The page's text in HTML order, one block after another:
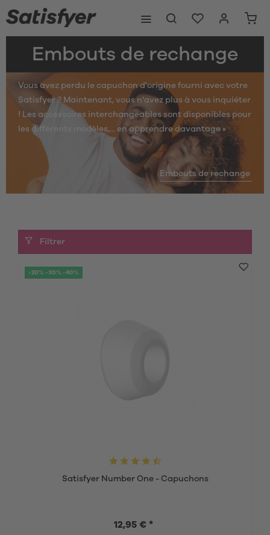
Embouts de rechange
Vous avez perdu le capuchon d'origine fourni avec votre
Satisfyer ? Maintenant, vous n'avez plus à vous inquiéter
! Les accessoires interchangeables sont disponibles pour
les différents modèles,... en apprendre davantage »
Embouts de rechange
Filtrer
-20% -30% -40%
Satisfyer Number One - Capuchons
12,95 € *